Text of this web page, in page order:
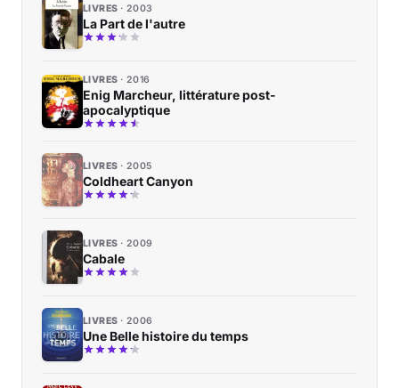
LIVRES 2003
La Part de l'autre
LIVRES 2016
Enig Marcheur, littérature post-
apocalyptique
LIVRES 2005
Coldheart Canyon
LIVRES 2009
Cabale
LIVRES 2006
Une Belle histoire du temps